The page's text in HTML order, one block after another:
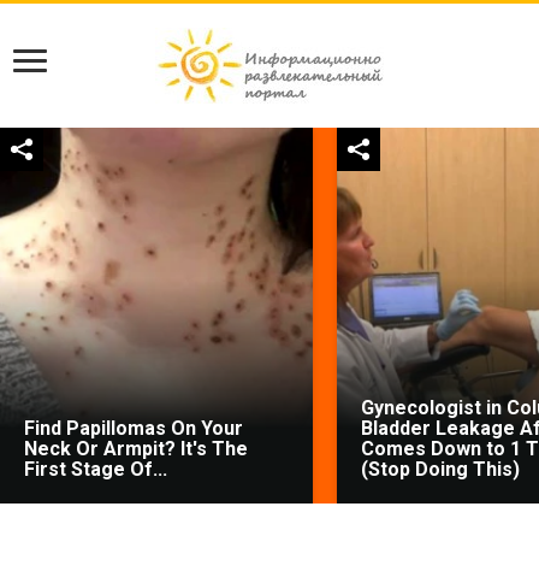
Find Papillomas On Your
Neck Or Armpit? It's The
First Stage Of...
Gynecologist in
Bladder Leakage
Comes Down to 1
(Stop Doing This)